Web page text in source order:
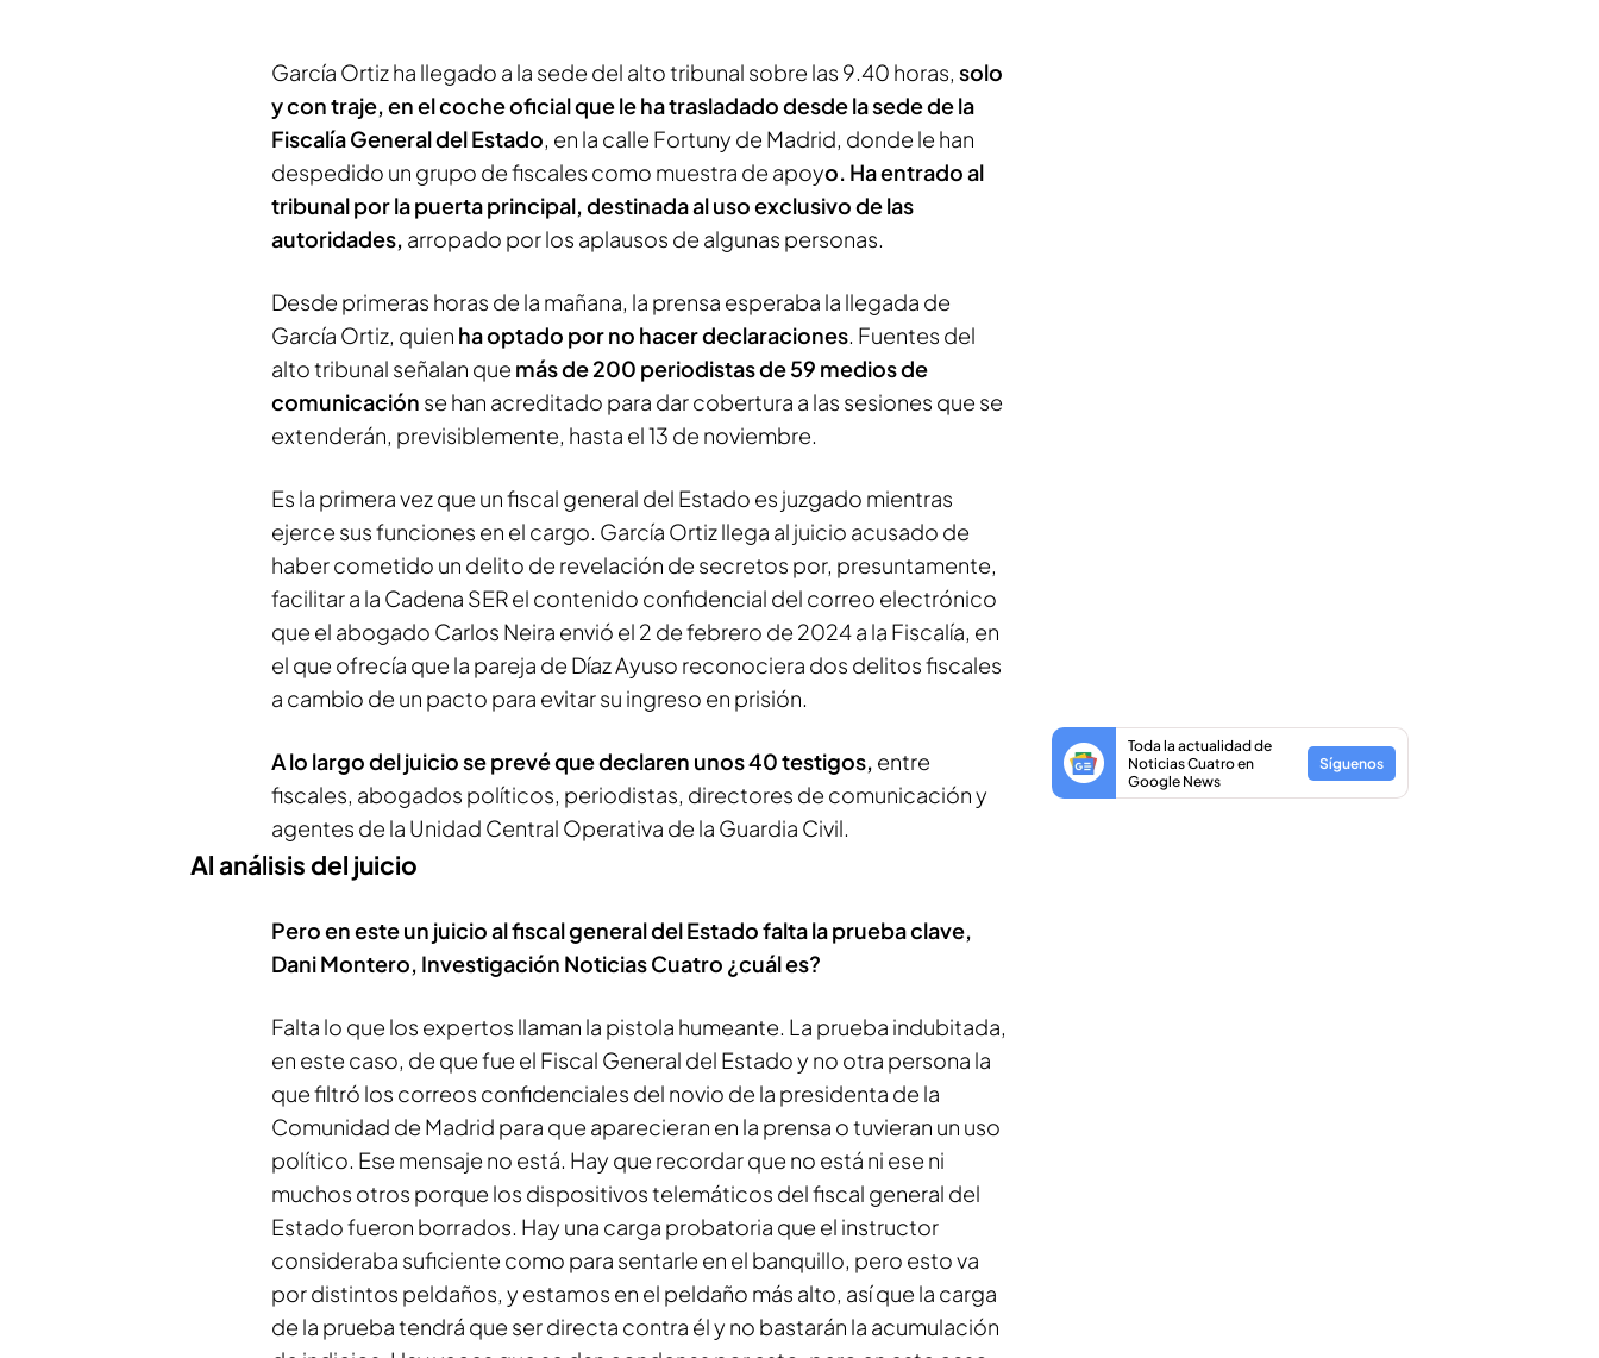
García Ortiz ha llegado a la sede del alto tribunal sobre las 9.40 horas, solo
y con traje, en el coche oficial que le ha trasladado desde la sede de la
Fiscalía General del Estado, en la calle Fortuny de Madrid, donde le han
despedido un grupo de fiscales como muestra de apoyo. Ha entrado al
tribunal por la puerta principal, destinada al uso exclusivo de las
autoridades, arropado por los aplausos de algunas personas.
Desde primeras horas de la mañana, la prensa esperaba la llegada de
García Ortiz, quien ha optado por no hacer declaraciones. Fuentes del
alto tribunal señalan que más de 200 periodistas de 59 medios de
comunicación se han acreditado para dar cobertura a las sesiones que se
extenderán, previsiblemente, hasta el 13 de noviembre.
Es la primera vez que un fiscal general del Estado es juzgado mientras
ejerce sus funciones en el cargo. García Ortiz llega al juicio acusado de
haber cometido un delito de revelación de secretos por, presuntamente,
facilitar a la Cadena SER el contenido confidencial del correo electrónico
que el abogado Carlos Neira envió el 2 de febrero de 2024 a la Fiscalía, en
el que ofrecía que la pareja de Díaz Ayuso reconociera dos delitos fiscales
a cambio de un pacto para evitar su ingreso en prisión.
Toda la actualidad de
Noticias Cuatro en
Google News
Síguenos
A lo largo del juicio se prevé que declaren unos 40 testigos, entre
fiscales, abogados políticos, periodistas, directores de comunicación y
agentes de la Unidad Central Operativa de la Guardia Civil.
Al análisis del juicio
Pero en este un juicio al fiscal general del Estado falta la prueba clave,
Dani Montero, Investigación Noticias Cuatro ¿cuál es?
Falta lo que los expertos llaman la pistola humeante. La prueba indubitada,
en este caso, de que fue el Fiscal General del Estado y no otra persona la
que filtró los correos confidenciales del novio de la presidenta de la
Comunidad de Madrid para que aparecieran en la prensa o tuvieran un uso
político. Ese mensaje no está. Hay que recordar que no está ni ese ni
muchos otros porque los dispositivos telemáticos del fiscal general del
Estado fueron borrados. Hay una carga probatoria que el instructor
consideraba suficiente como para sentarle en el banquillo, pero esto va
por distintos peldaños, y estamos en el peldaño más alto, así que la carga
de la prueba tendrá que ser directa contra él y no bastarán la acumulación